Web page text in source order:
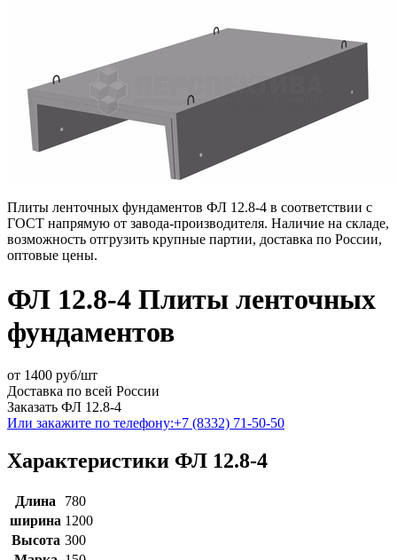
Плиты ленточных фундаментов ФЛ 12.8-4 в соответствии с
ГОСТ напрямую от завода-производителя. Наличие на складе,
возможность отгрузить крупные партии, доставка по России,
оптовые цены.
ФЛ 12.8-4 Плиты ленточных
фундаментов
от 1400 руб/шт
Доставка по всей России
Заказать ФЛ 12.8-4
Или закажите по телефону:+7 (8332) 71-50-50
Характеристики ФЛ 12.8-4
Длина
780
ширина 1200
Высота 300